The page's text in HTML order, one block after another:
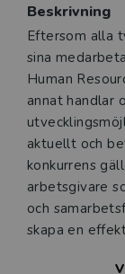
Beskrivning
Eftersom alla
sina
Human
annat handlar
aktuellt och
konkurrens
arbetsgivare
och
skapa en